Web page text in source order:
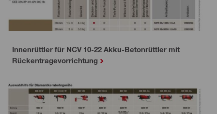
Innenrüttler für NCV 10-22 Akku-Betonrüttler mit
Rückentragevorrichtung